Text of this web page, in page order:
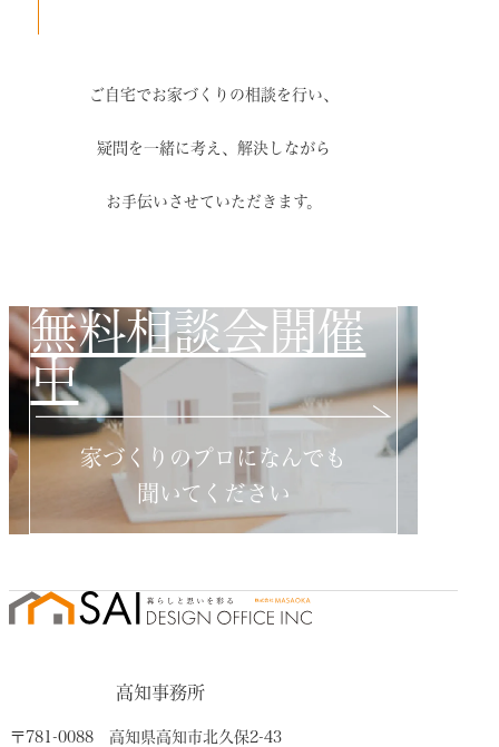
ご自宅でお家づくりの相談を行い、
疑問を一緒に考え、解決しながら
お手伝いさせていただきます。
無料相談会開催
中
家づくりのプロになんでも
聞いてください
高知事務所
〒781-0088 高知県高知市北久保2-43